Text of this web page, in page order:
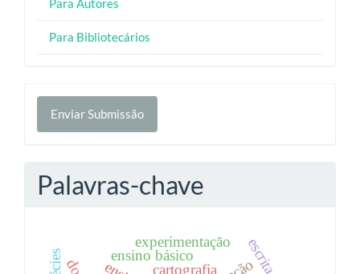
Para Autores
Para Bibliotecários
Enviar
Submissão
Enviar Submissão
Palavras-chave
cartografia
ensino básico
experimentação